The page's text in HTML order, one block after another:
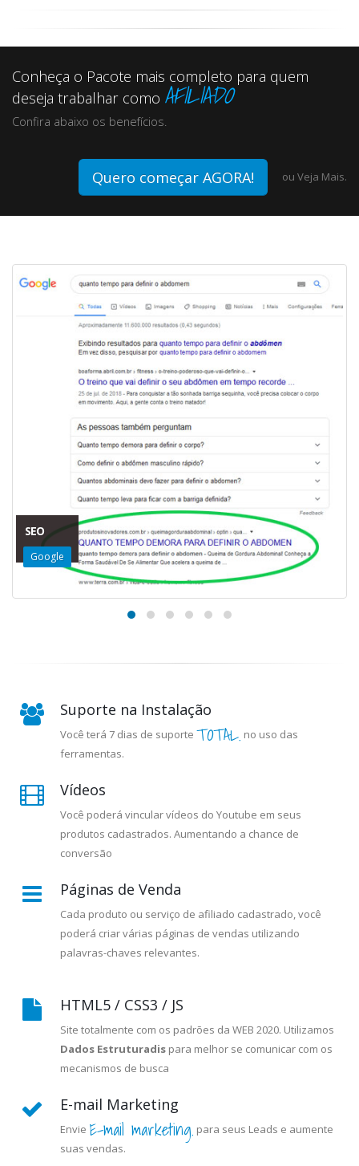
Conheça o Pacote mais completo para quem
deseja trabalhar como AFILIADO
Confira abaixo os benefícios.
Quero começar AGORA! ou Veja Mais.
SEO
Google
Suporte na Instalação
Você terá 7 dias de suporte TOTAL. no uso das
ferramentas.
Vídeos
Você poderá vincular vídeos do Youtube em seus
produtos cadastrados. Aumentando a chance de
conversão
Páginas de Venda
Cada produto ou serviço de afiliado cadastrado, você
poderá criar várias páginas de vendas utilizando
palavras-chaves relevantes.
HTML5 / CSS3 / JS
Site totalmente com os padrões da WEB 2020. Utilizamos
Dados Estruturadis para melhor se comunicar com os
mecanismos de busca
E-mail Marketing
Envie E-mail marketing. para seus Leads e aumente
suas vendas.